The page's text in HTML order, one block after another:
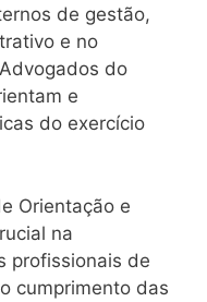
de gestão,
e no
do
e
do exercício
Orientação e
na
profissionais de
cumprimento das